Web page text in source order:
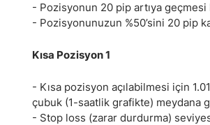
- Pozisyonun 20 pip artıya
- Pozisyonunuzun %50’sini 20 pip
Kısa Pozisyon 1
- Kısa pozisyon açılabilmesi için
çubuk (1-saatlik grafikte) meydana
- Stop loss (zarar durdurma)